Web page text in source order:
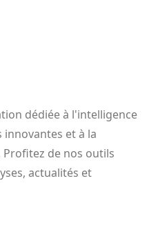
dédiée à l'intelligence
et à la
de nos outils
actualités et